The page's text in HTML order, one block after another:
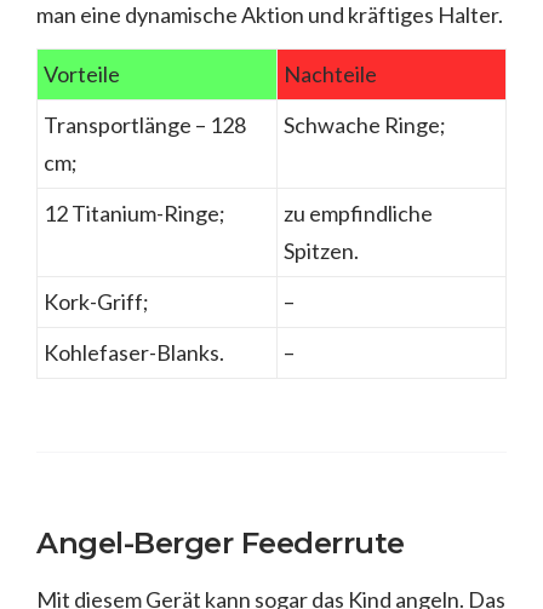
man eine dynamische Aktion und kräftiges Halter.
Vorteile
Nachteile
Transportlänge – 128
cm;
Schwache Ringe;
12 Titanium-Ringe;
zu empfindliche
Spitzen.
Kork-Griff;
–
Kohlefaser-Blanks.
–
Angel-Berger Feederrute
Mit diesem Gerät kann sogar das Kind angeln. Das